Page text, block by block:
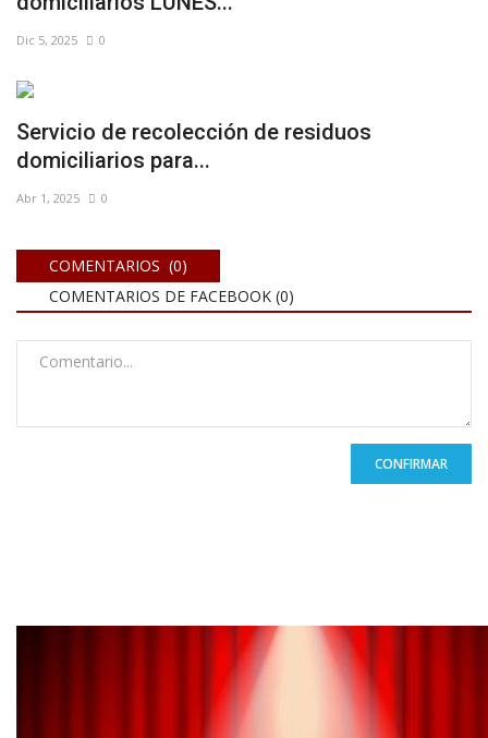
Dic 5, 2025 0
Servicio de recolección de residuos
domiciliarios para...
Abr 1, 2025 0
COMENTARIOS (0)
COMENTARIOS DE FACEBOOK (0)
CONFIRMAR